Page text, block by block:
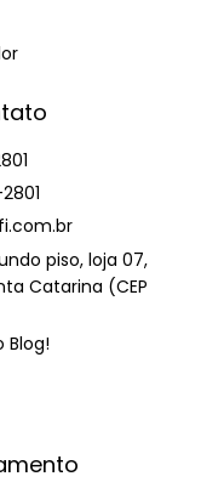
piso, loja 07,
Catarina (CEP
Blog!